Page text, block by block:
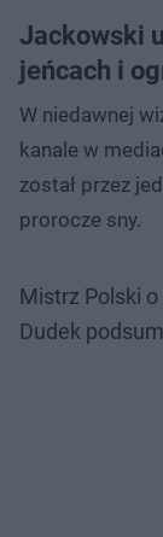
Jackowski
jeńcach i
W niedawnej
kanale w
został przez
prorocze sny.
Mistrz Polski
Dudek